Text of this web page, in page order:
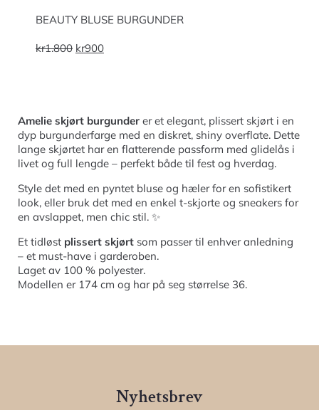
BEAUTY BLUSE BURGUNDER
kr1.800 kr900
Amelie skjørt burgunder er et elegant, plissert skjørt i en
dyp burgunderfarge med en diskret, shiny overflate. Dette
lange skjørtet har en flatterende passform med glidelås i
livet og full lengde – perfekt både til fest og hverdag.
Style det med en pyntet bluse og hæler for en sofistikert
look, eller bruk det med en enkel t-skjorte og sneakers for
en avslappet, men chic stil. ✨
Et tidløst plissert skjørt som passer til enhver anledning
– et must-have i garderoben.
Laget av 100 % polyester.
Modellen er 174 cm og har på seg størrelse 36.
Nyhetsbrev